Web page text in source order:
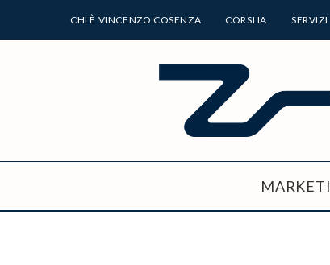
CHI È VINCENZO COSENZA CORSI IA SERVIZI